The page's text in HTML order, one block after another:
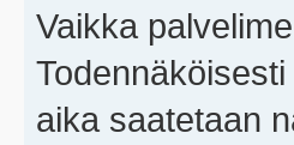
Vaikka
aika saatetaan